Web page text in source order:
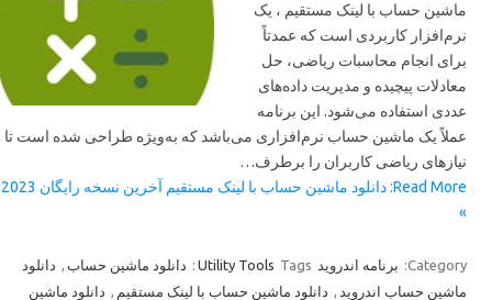
ماشین حساب با لینک مستقیم ، یک
نرم‌افزار کاربردی است که عمدتاً
برای انجام محاسبات ریاضی، حل
معادلات پیچیده و مدیریت داده‌های
عددی استفاده می‌شود. این برنامه
عملاً یک ماشین حساب نرم‌افزاری می‌باشد که به‌ویژه طراحی شده است تا
نیازهای ریاضی کاربران را برطرف…
Read More: دانلود ماشین حساب با لینک مستقیم آخرین نسخه رایگان 2023
Category: برنامه اندروید Utility Tools Tags: دانلود ماشین حساب, دانلود
ماشین حساب اندروید ,دانلود ماشین حساب با لینک مستقیم,دانلود ماشین